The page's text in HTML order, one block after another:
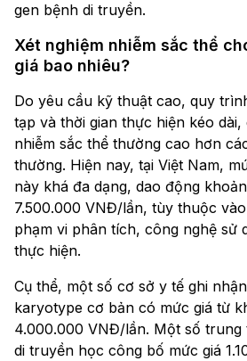
gen bệnh di truyền.
Xét nghiệm nhiễm sắc thể
giá bao nhiêu?
Do yêu cầu kỹ thuật cao, quy
tạp và thời gian thực hiện kéo
nhiễm sắc thể thường cao hơn
thường. Hiện nay, tại Việt Nam,
này khá đa dạng, dao động
7.500.000 VNĐ/lần, tùy thuộc
phạm vi phân tích, công nghệ sử
thực hiện.
Cụ thể, một số cơ sở y tế ghi
karyotype cơ bản có mức giá từ
4.000.000 VNĐ/lần. Một số trung
di truyền học công bố mức giá